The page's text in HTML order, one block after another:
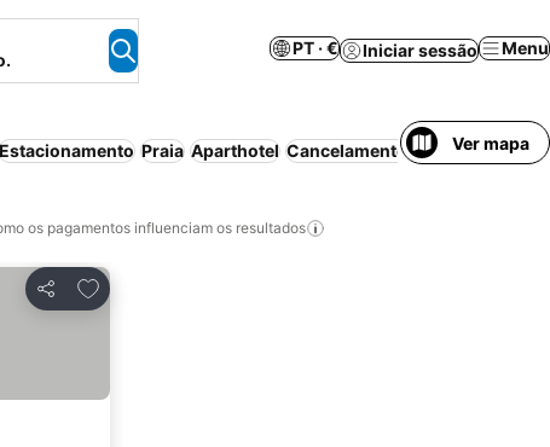
PT · € Iniciar sessão Menu
Estacionamento Praia Aparthotel Cancelamento gratuitoVer mapa
os pagamentos influenciam os resultados
Partilhar
Adicionar aos favoritos